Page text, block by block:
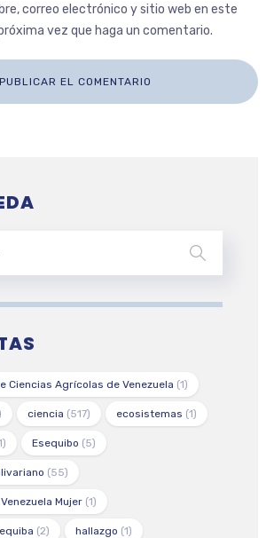
correo electrónico y sitio web en este
vez que haga un comentario.
Ciencias Agrícolas de Venezuela (1)
ciencia (517) ecosistemas (1)
Esequibo (5)
(55)
Mujer(1)
(2) hallazgo (1)